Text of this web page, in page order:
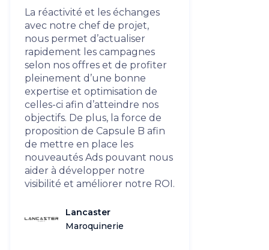
La réactivité et les échanges
avec notre chef de projet,
nous permet d’actualiser
rapidement les campagnes
selon nos offres et de profiter
pleinement d’une bonne
expertise et optimisation de
celles-ci afin d’atteindre nos
objectifs. De plus, la force de
proposition de Capsule B afin
de mettre en place les
nouveautés Ads pouvant nous
aider à développer notre
visibilité et améliorer notre ROI.
Lancaster
Maroquinerie